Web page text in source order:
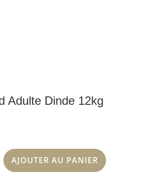
Adulte Dinde 12kg
AJOUTER AU PANIER